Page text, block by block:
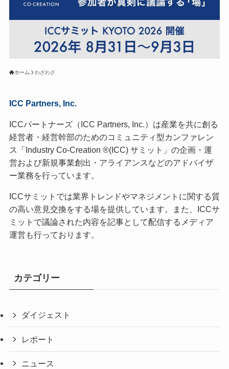
ホーム わざわざ
ICC Partners, Inc.
ICCパートナーズ（ICC Partners, Inc.）は産業を共に創る
経営者・経営幹部のためのコミュニティ型カンファレン
ス「Industry Co-Creation ®(ICC) サミット」の企画・運
営および新規事業創出・アライアンスなどのアドバイザ
ー業務を行っています。
ICCサミットでは業界トレンドやマネジメントに関する質
の高い意見交換をする場を提供しています。また、ICCサ
ミットで議論された内容を記事として配信するメディア
運営も行っております。
カテゴリー
ダイジェスト
レポート
ニュース